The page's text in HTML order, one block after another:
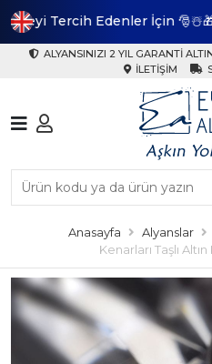
🎅☃️🎁 Müşteri
ALYANSINIZI 2 YIL GARANTI
İLETIŞIM
Anasayfa Alyanslar
Kenarları Taşlı